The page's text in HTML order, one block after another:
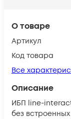
О товаре
Артикул
Код товара
Все
Описание
ИБП line-
без встроенных